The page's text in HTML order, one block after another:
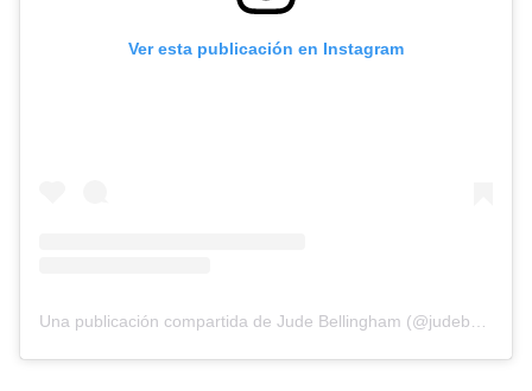
Ver esta publicación en Instagram
Una publicación compartida de Jude Bellingham (@judebellingham)